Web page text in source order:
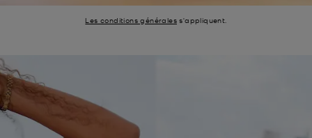
Les conditions générales s'appliquent.